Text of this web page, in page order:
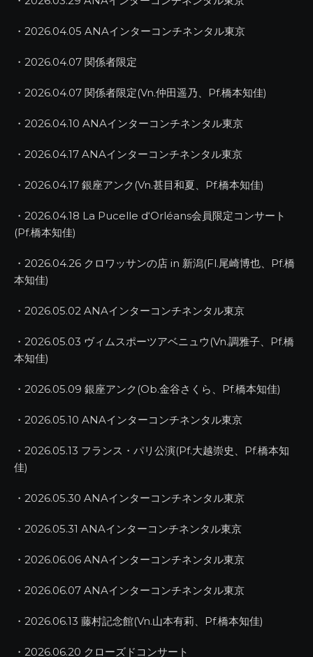
・2026.04.05 ANAインターコンチネンタル東京
・2026.04.07 関係者限定
・2026.04.07 関係者限定(Vn.仲田遥乃、Pf.橋本知佳)
・2026.04.10 ANAインターコンチネンタル東京
・2026.04.17 ANAインターコンチネンタル東京
・2026.04.17 銀座アンク(Vn.甚目和夏、Pf.橋本知佳)
・2026.04.18 La Pucelle d‘Orléans会員限定コンサート
(Pf.橋本知佳)
・2026.04.26 クロワッサンの店 in 新潟(Fl.尾崎博也、Pf.橋
本知佳)
・2026.05.02 ANAインターコンチネンタル東京
・2026.05.03 ヴィムスポーツアベニュウ(Vn.調雅子、Pf.橋
本知佳)
・2026.05.09 銀座アンク(Ob.金谷さくら、Pf.橋本知佳)
・2026.05.10 ANAインターコンチネンタル東京
・2026.05.13 フランス・パリ公演(Pf.大越崇史、Pf.橋本知
佳)
・2026.05.30 ANAインターコンチネンタル東京
・2026.05.31 ANAインターコンチネンタル東京
・2026.06.06 ANAインターコンチネンタル東京
・2026.06.07 ANAインターコンチネンタル東京
・2026.06.13 藤村記念館(Vn.山本有莉、Pf.橋本知佳)
・2026.06.20 クローズドコンサート